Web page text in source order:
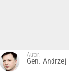
Autor:
Gen.